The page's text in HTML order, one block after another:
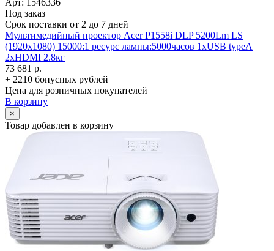
Под заказ
Срок поставки от 2 до 7 дней
Мультимедийный проектор Acer P1558i DLP 5200Lm LS
(1920x1080) 15000:1 ресурс лампы:5000часов 1xUSB typeA
2xHDMI 2.8кг
73 681 р.
+ 2210 бонусных рублей
Цена для розничных покупателей
В корзину
×
Товар добавлен в корзину